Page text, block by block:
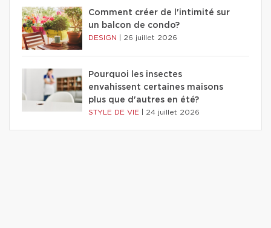
Comment créer de l'intimité sur
un balcon de condo?
DESIGN 26 juillet 2026
Pourquoi les insectes
envahissent certaines maisons
plus que d'autres en été?
STYLE DE VIE 24 juillet 2026